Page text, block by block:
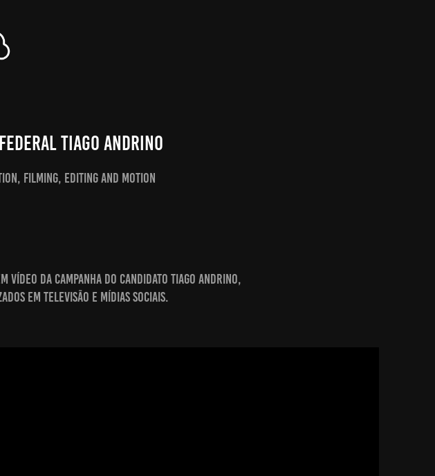
Tiago Andrino
Filming, editing and motion
da campanha do candidato Tiago Andrino,
em televisão e mídias sociais.